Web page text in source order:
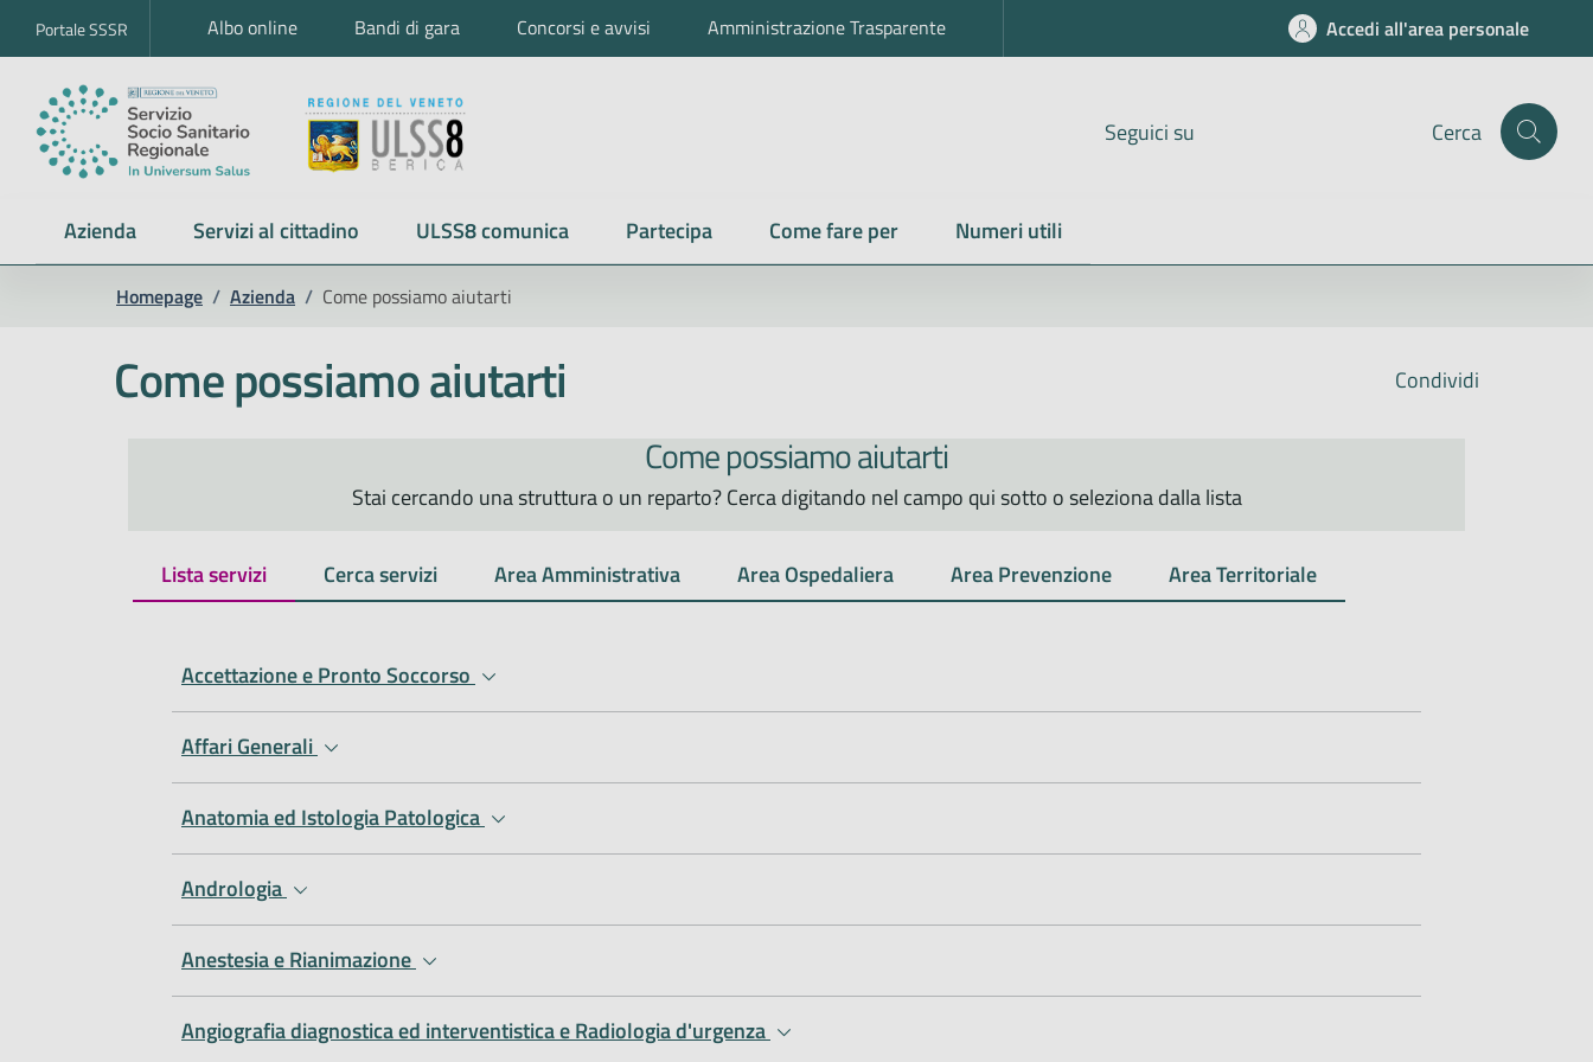
Portale SSSR Albo online Bandi di gara Concorsi e avvisi Amministrazione Trasparente Accedi all'area personale
Seguici su Cerca
Azienda Servizi al cittadino ULSS8 comunica Partecipa Come fare per Numeri utili
Homepage / Azienda / Come possiamo aiutarti
Condividi
Come possiamo aiutarti
Come possiamo aiutarti
Stai cercando una struttura o un reparto? Cerca digitando nel campo qui sotto o seleziona dalla lista
Lista servizi Cerca servizi Area Amministrativa Area Ospedaliera Area Prevenzione Area Territoriale
Accettazione e Pronto Soccorso
Affari Generali
Anatomia ed Istologia Patologica
Andrologia
Anestesia e Rianimazione
Angiografia diagnostica ed interventistica e Radiologia d'urgenza